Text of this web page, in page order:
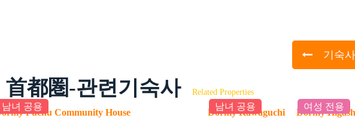
기숙사
首都圏-관련기숙사 Related Properties
남녀 공용
Fuchu Community House
남녀 공용
Dormy Kawaguchi
여성 전용
Dormy